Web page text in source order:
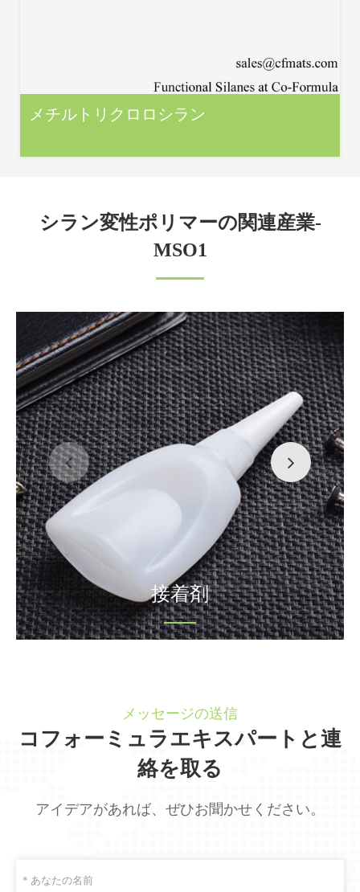
メチルトリクロロシラン
シラン変性ポリマーの関連産業-
MSO1
接着剤
メッセージの送信
コフォーミュラエキスパートと連
絡を取る
アイデアがあれば、ぜひお聞かせください。